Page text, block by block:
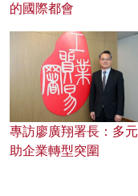
的國際都會
專訪廖廣翔署長：多
助企業轉型突圍